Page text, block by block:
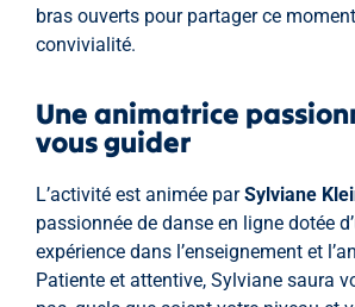
bras ouverts pour partager ce
convivialité.
Une animatrice
vous guider
L’activité est animée parSylviane
passionnée de danse en ligne dotée
expérience dans l’enseignement et
Patiente et attentive, Sylviane saura